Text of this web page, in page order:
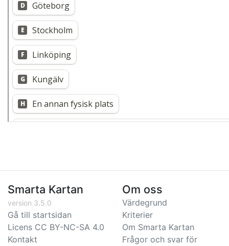
Smarta Kartan
version 3.5.0
Gå till startsidan
Licens CC BY-NC-SA 4.0
Kontakt
Om oss
Värdegrund
Kriterier
Om Smarta Kartan
Frågor och svar för